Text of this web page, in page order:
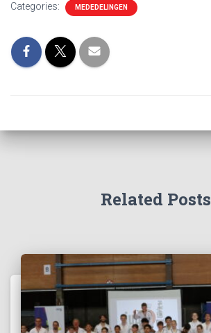
Categories: MEDEDELINGEN
Related Posts